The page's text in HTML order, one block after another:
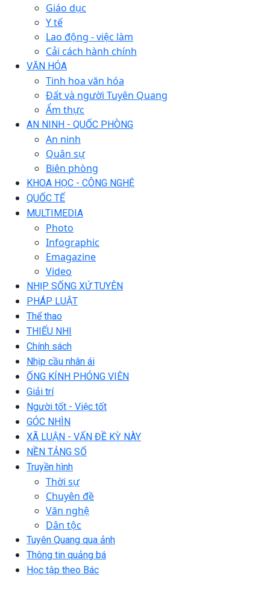
Giáo dục
Y tế
Lao động - việc làm
Cải cách hành chính
VĂN HÓA
Tinh hoa văn hóa
Đất và người Tuyên Quang
Ẩm thực
AN NINH - QUỐC PHÒNG
An ninh
Quân sự
Biên phòng
KHOA HỌC - CÔNG NGHỆ
QUỐC TẾ
MULTIMEDIA
Photo
Infographic
Emagazine
Video
NHỊP SỐNG XỨ TUYÊN
PHÁP LUẬT
Thể thao
THIẾU NHI
Chính sách
Nhịp cầu nhân ái
ỐNG KÍNH PHÓNG VIÊN
Giải trí
Người tốt - Việc tốt
GÓC NHÌN
XÃ LUẬN - VẤN ĐỀ KỲ NÀY
NỀN TẢNG SỐ
Truyền hình
Thời sự
Chuyên đề
Văn nghệ
Dân tộc
Tuyên Quang qua ảnh
Thông tin quảng bá
Học tập theo Bác